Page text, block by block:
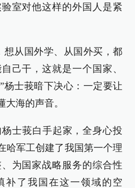
室对他这样的外国人是紧
想从国外学、从国外买，都
己干，这就是一个国家、
杨士莪暗下决心：一定要让
大海的声音。
士莪白手起家，全身心投
哈军工创建了我国第一个理
为国家战略服务的综合性
补了我国在这一领域的空